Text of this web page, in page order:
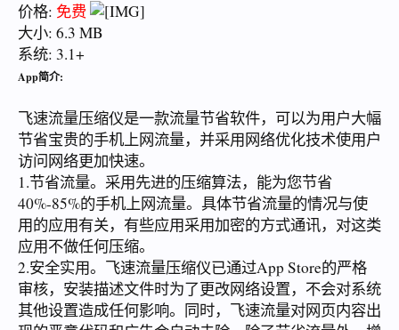
价格: 免费
大小: 6.3 MB
系统: 3.1+
App简介:
飞速流量压缩仪是一款流量节省软件，可以为用户大幅
节省宝贵的手机上网流量，并采用网络优化技术使用户
访问网络更加快速。
1.节省流量。采用先进的压缩算法，能为您节省
40%-85%的手机上网流量。具体节省流量的情况与使
用的应用有关，有些应用采用加密的方式通讯，对这类
应用不做任何压缩。
2.安全实用。飞速流量压缩仪已通过App Store的严格
审核，安装描述文件时为了更改网络设置，不会对系统
其他设置造成任何影响。同时，飞速流量对网页内容出